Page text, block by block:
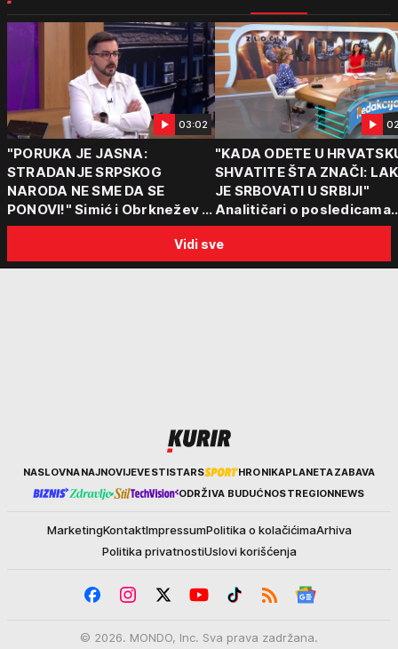
03:02
"PORUKA JE JASNA:
STRADANJE SRPSKOG
NARODA NE SME DA SE
PONOVI!" Simić i Obrknežev o
Vučićevom govoru i
porukama jedinstva: "Od
prošlosti ne možemo pobeći"
"KADA ODETE U
SHVATITE ŠTA ZNAČI:
JE SRBOVATI U SRBIJI"
Analitičari o posledicama
akcije koja i danas deli
"To su teške i bolne priče"
Vidi sve
KurirNASLOVNANAJNOVIJEVESTISTARS HRONIKAPLANETAZABAVA
ODRŽIVA BUDUĆNOSTREGIONNEWS
MarketingKontaktImpressumPolitika o kolačićimaArhiva
Politika privatnostiUslovi korišćenja
© 2026. MONDO, Inc. Sva prava zadržana.